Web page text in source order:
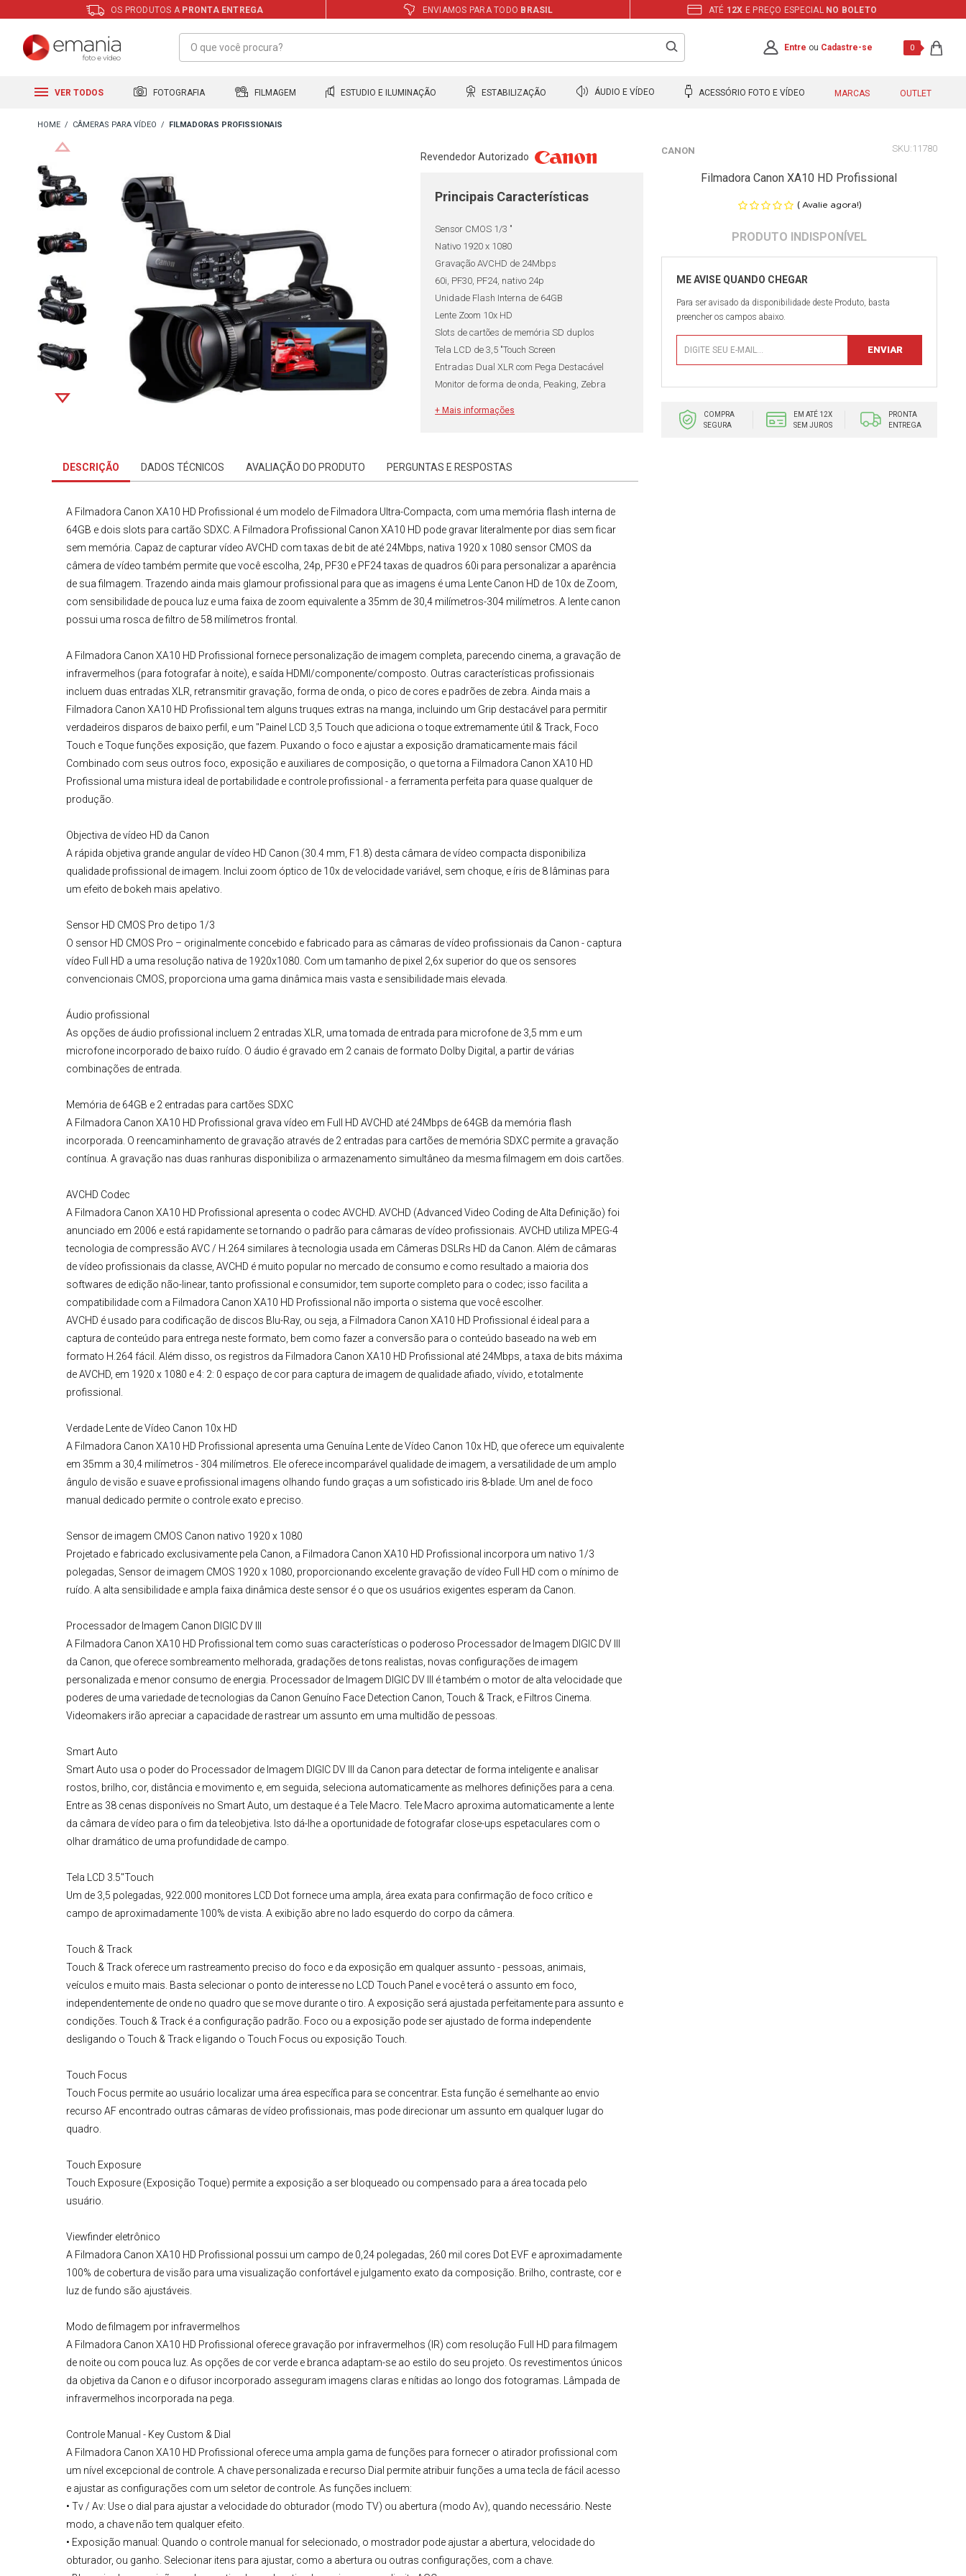
OS PRODUTOS A PRONTA ENTREGA ENVIAMOS PARA TODO BRASIL ATÉ 12X E PREÇO ESPECIAL NO BOLETO
Entre ou Cadastre-se 0
VER TODOS FOTOGRAFIA FILMAGEM ESTUDIO E ILUMINAÇÃO ESTABILIZAÇÃO ÁUDIO E VÍDEO ACESSÓRIO FOTO E VÍDEO MARCAS OUTLET
CÂMERAS PARA VÍDEO FILMADORAS PROFISSIONAIS
Revendedor Autorizado
Principais Características
Sensor CMOS 1/3 "
Nativo 1920 x 1080
Gravação AVCHD de 24Mbps
60i, PF30, PF24, nativo 24p
Unidade Flash Interna de 64GB
Lente Zoom 10x HD
Slots de cartões de memória SD duplos
Tela LCD de 3,5 "Touch Screen
Entradas Dual XLR com Pega Destacável
Monitor de forma de onda, Peaking, Zebra
+ Mais informações
CANON 11780
Filmadora Canon XA10 HD Profissional
( Avalie agora!)
Para ser avisado da disponibilidade deste Produto, basta
preencher os campos abaixo.
COMPRA
SEGURA
EM ATÉ 12X
SEM JUROS
PRONTA
ENTREGA
DESCRIÇÃO DADOS TÉCNICOS AVALIAÇÃO DO PRODUTO PERGUNTAS E RESPOSTAS
A Filmadora Canon XA10 HD Profissional é um modelo de Filmadora Ultra-Compacta , com uma memória flash interna de
64GB e dois slots para cartão SDXC A Filmadora Profissional Canon XA10 HD pode gravar literalmente por dias sem ficar
sem memória. Capaz de capturar vídeo AVCHD com taxas de bit de até 24Mbps, nativa 1920 x 1080 sensor CMOS da
câmera de vídeo também permite que você escolha, 24p, PF30 e PF24 taxas de quadros 60i para personalizar a aparência
de sua filmagem. Trazendo ainda mais glamour profissional para que as imagens é uma
Lente Canon HD de 10x de Zoom,
com sensibilidade de pouca luz e uma faixa de zoom equivalente a 35mm de 30,4 milímetros-304 milímetros. A lente canon
possui uma rosca de filtro de 58 milímetros frontal.
A Filmadora Canon XA10 HD Profissional fornece personalização de imagem completa, parecendo cinema, a gravação de
infravermelhos (para fotografar à noite), e saída HDMI/componente/composto. Outras características profissionais
incluem duas entradas XLR, retransmitir gravação, forma de onda, o pico de cores e padrões de zebra. Ainda mais a
Filmadora Canon XA10 HD Profissional tem alguns truques extras na manga, incluindo um Grip destacável para permitir
verdadeiros disparos de baixo perfil, e um "Painel LCD 3,5 Touch que adiciona o toque extremamente útil & Track, Foco
Touch e Toque funções exposição, que fazem. Puxando o foco e ajustar a exposição dramaticamente mais fácil
Combinado com seus outros foco, exposição e auxiliares de composição, o que torna a Filmadora Canon XA10 HD
Profissional uma mistura ideal de portabilidade e controle profissional - a ferramenta perfeita para quase qualquer de
produção.
Objectiva de vídeo HD da Canon
A rápida objetiva grande angular de vídeo HD Canon (30.4 mm, F1.8) desta câmara de vídeo compacta disponibiliza
qualidade profissional de imagem. Inclui zoom óptico de 10x de velocidade variável, sem choque, e íris de 8 lâminas para
um efeito de bokeh mais apelativo.
Sensor HD CMOS Pro de tipo 1/3
O sensor HD CMOS Pro – originalmente concebido e fabricado para as câmaras de vídeo profissionais da Canon - captura
vídeo Full HD a uma resolução nativa de 1920x1080. Com um tamanho de pixel 2,6x superior do que os sensores
convencionais CMOS, proporciona uma gama dinâmica mais vasta e sensibilidade mais elevada.
Áudio profissional
As opções de áudio profissional incluem 2 entradas XLR, uma tomada de entrada para microfone de 3,5 mm e um
microfone incorporado de baixo ruído. O áudio é gravado em 2 canais de formato Dolby Digital, a partir de várias
combinações de entrada.
Memória de 64GB e 2 entradas para cartões SDXC
A Filmadora Canon XA10 HD Profissional grava vídeo em Full HD AVCHD até 24Mbps de 64GB da memória flash
incorporada. O reencaminhamento de gravação através de 2 entradas para cartões de memória SDXC permite a gravação
contínua. A gravação nas duas ranhuras disponibiliza o armazenamento simultâneo da mesma filmagem em dois cartões.
AVCHD Codec
A Filmadora Canon XA10 HD Profissional apresenta o codec AVCHD. AVCHD (Advanced Video Coding de Alta Definição) foi
anunciado em 2006 e está rapidamente se tornando o padrão para câmaras de vídeo profissionais. AVCHD utiliza MPEG-4
tecnologia de compressão AVC / H.264 similares à tecnologia usada em Câmeras DSLRs HD da Canon . Além de câmaras
de vídeo profissionais da classe, AVCHD é muito popular no mercado de consumo e como resultado a maioria dos
softwares de edição não-linear, tanto profissional e consumidor, tem suporte completo para o codec; isso facilita a
compatibilidade com a Filmadora Canon XA10 HD Profissional não importa o sistema que você escolher.
AVCHD é usado para codificação de discos Blu-Ray, ou seja, a Filmadora Canon XA10 HD Profissional é ideal para a
captura de conteúdo para entrega neste formato, bem como fazer a conversão para o conteúdo baseado na web em
formato H.264 fácil. Além disso, os registros da Filmadora Canon XA10 HD Profissional até 24Mbps, a taxa de bits máxima
de AVCHD, em 1920 x 1080 e 4: 2: 0 espaço de cor para captura de imagem de qualidade afiado, vívido, e totalmente
profissional.
Verdade Lente de Vídeo Canon 10x HD
A Filmadora Canon XA10 HD Profissional apresenta uma Genuína Lente de Vídeo Canon 10x HD, que oferece um equivalente
em 35mm a 30,4 milímetros - 304 milímetros. Ele oferece incomparável qualidade de imagem, a versatilidade de um amplo
ângulo de visão e suave e profissional imagens olhando fundo graças a um sofisticado iris 8-blade. Um anel de foco
manual dedicado permite o controle exato e preciso.
Sensor de imagem CMOS Canon nativo 1920 x 1080
Projetado e fabricado exclusivamente pela Canon, a Filmadora Canon XA10 HD Profissional incorpora um nativo 1/3
polegadas, Sensor de imagem CMOS 1920 x 1080, proporcionando excelente gravação de vídeo Full HD com o mínimo de
ruído. A alta sensibilidade e ampla faixa dinâmica deste sensor é o que os usuários exigentes esperam da Canon.
Processador de Imagem Canon DIGIC DV III
A Filmadora Canon XA10 HD Profissional tem como suas características o poderoso Processador de Imagem DIGIC DV III
da Canon, que oferece sombreamento melhorada, gradações de tons realistas, novas configurações de imagem
personalizada e menor consumo de energia. Processador de Imagem DIGIC DV III é também o motor de alta velocidade que
poderes de uma variedade de tecnologias da Canon Genuíno Face Detection Canon, Touch & Track, e Filtros Cinema.
Videomakers irão apreciar a capacidade de rastrear um assunto em uma multidão de pessoas.
Smart Auto
Smart Auto usa o poder do Processador de Imagem DIGIC DV III da Canon para detectar de forma inteligente e analisar
rostos, brilho, cor, distância e movimento e, em seguida, seleciona automaticamente as melhores definições para a cena.
Entre as 38 cenas disponíveis no Smart Auto, um destaque é a Tele Macro. Tele Macro aproxima automaticamente a lente
da câmara de vídeo para o fim da teleobjetiva. Isto dá-lhe a oportunidade de fotografar close-ups espetaculares com o
olhar dramático de uma profundidade de campo.
Tela LCD 3.5"Touch
Um de 3,5 polegadas, 922.000 monitores LCD Dot fornece uma ampla, área exata para confirmação de foco crítico e
campo de aproximadamente 100% de vista. A exibição abre no lado esquerdo do corpo da câmera.
Touch & Track
Touch & Track oferece um rastreamento preciso do foco e da exposição em qualquer assunto - pessoas, animais,
veículos e muito mais. Basta selecionar o ponto de interesse no LCD Touch Panel e você terá o assunto em foco,
independentemente de onde no quadro que se move durante o tiro. A exposição será ajustada perfeitamente para assunto e
condições. Touch & Track é a configuração padrão. Foco ou a exposição pode ser ajustado de forma independente
desligando o Touch & Track e ligando o Touch Focus ou exposição Touch.
Touch Focus
Touch Focus permite ao usuário localizar uma área específica para se concentrar. Esta função é semelhante ao envio
recurso AF encontrado outras câmaras de vídeo profissionais, mas pode direcionar um assunto em qualquer lugar do
quadro.
Touch Exposure
Touch Exposure (Exposição Toque) permite a exposição a ser bloqueado ou compensado para a área tocada pelo
usuário.
Viewfinder eletrônico
A Filmadora Canon XA10 HD Profissional possui um campo de 0,24 polegadas, 260 mil cores Dot EVF e aproximadamente
100% de cobertura de visão para uma visualização confortável e julgamento exato da composição. Brilho, contraste, cor e
luz de fundo são ajustáveis.
Modo de filmagem por infravermelhos
A Filmadora Canon XA10 HD Profissional oferece gravação por infravermelhos (IR) com resolução Full HD para filmagem
de noite ou com pouca luz. As opções de cor verde e branca adaptam-se ao estilo do seu projeto. Os revestimentos únicos
da objetiva da Canon e o difusor incorporado asseguram imagens claras e nítidas ao longo dos fotogramas. Lâmpada de
infravermelhos incorporada na pega.
Controle Manual - Key Custom & Dial
A Filmadora Canon XA10 HD Profissional oferece uma ampla gama de funções para fornecer o atirador profissional com
um nível excepcional de controle. A chave personalizada e recurso Dial permite atribuir funções a uma tecla de fácil acesso
e ajustar as configurações com um seletor de controle. As funções incluem:
• Tv / Av: Use o dial para ajustar a velocidade do obturador (modo TV) ou abertura (modo Av), quando necessário. Neste
modo, a chave não tem qualquer efeito.
• Exposição manual: Quando o controle manual for selecionado, o mostrador pode ajustar a abertura, velocidade do
obturador, ou ganho. Selecionar itens para ajustar, como a abertura ou outras configurações, com a chave.